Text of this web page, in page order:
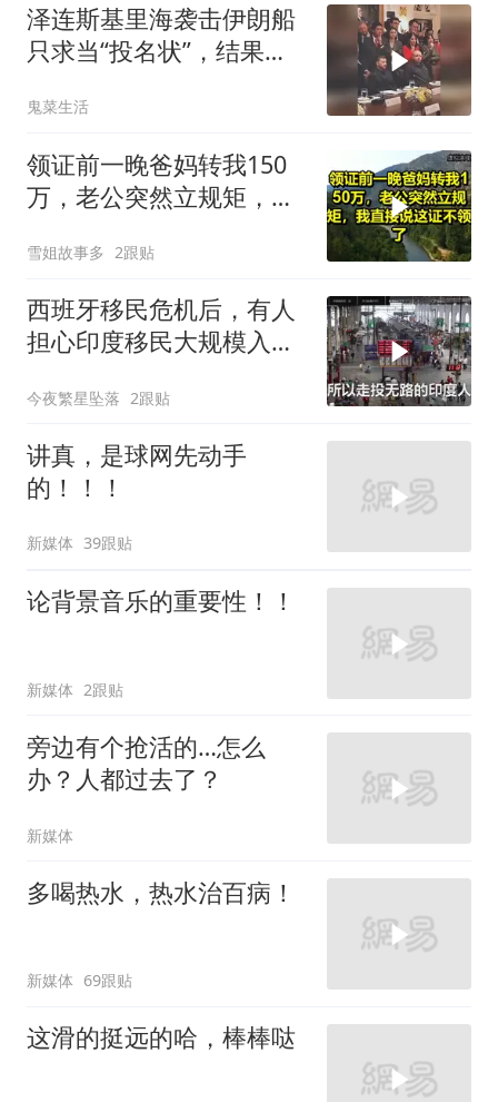
泽连斯基里海袭击伊朗船
只求当“投名状”，结果特
鬼菜生活
领证前一晚爸妈转我150
万，老公突然立规矩，我
雪姐故事多 2跟贴
西班牙移民危机后，有人
担心印度移民大规模入侵
今夜繁星坠落 2跟贴
讲真，是球网先动手
的！！！
新媒体 39跟贴
论背景音乐的重要性！！
新媒体 2跟贴
旁边有个抢活的…怎么
办？人都过去了？
新媒体
多喝热水，热水治百病！
新媒体 69跟贴
这滑的挺远的哈，棒棒哒